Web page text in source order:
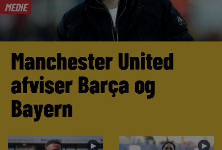
MEDIE
Manchester United
afviser Barça og
Bayern
► ►